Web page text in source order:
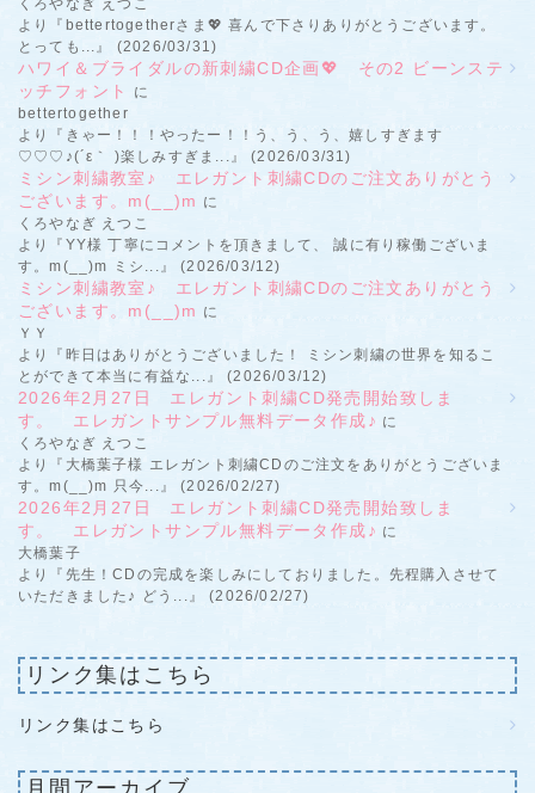
くろやなぎ えつこ
より『bettertogetherさま💖 喜んで下さりありがとうございます。
とっても...』 (2026/03/31)
ハワイ＆ブライダルの新刺繍CD企画💖 その2 ビーンステ
ッチフォント
に
bettertogether
より『きゃー！！！やったー！！う、う、う、嬉しすぎます
♡♡♡♪(´ε｀ )楽しみすぎま...』 (2026/03/31)
ミシン刺繍教室♪ エレガント刺繍CDのご注文ありがとう
ございます。m(__)m に
くろやなぎ えつこ
より『YY様 丁寧にコメントを頂きまして、 誠に有り稼働ございま
す。m(__)m ミシ...』 (2026/03/12)
ミシン刺繍教室♪ エレガント刺繍CDのご注文ありがとう
ございます。m(__)m に
ＹＹ
より『昨日はありがとうございました！ ミシン刺繍の世界を知るこ
とができて本当に有益な...』 (2026/03/12)
2026年2月27日 エレガント刺繍CD発売開始致しま
す。 エレガントサンプル無料データ作成♪ に
くろやなぎ えつこ
より『大橋葉子様 エレガント刺繍CDのご注文をありがとうございま
す。m(__)m 只今...』 (2026/02/27)
2026年2月27日 エレガント刺繍CD発売開始致しま
す。 エレガントサンプル無料データ作成♪ に
大橋葉子
より『先生！CDの完成を楽しみにしておりました。先程購入させて
いただきました♪ どう...』 (2026/02/27)
リンク集はこちら
リンク集はこちら